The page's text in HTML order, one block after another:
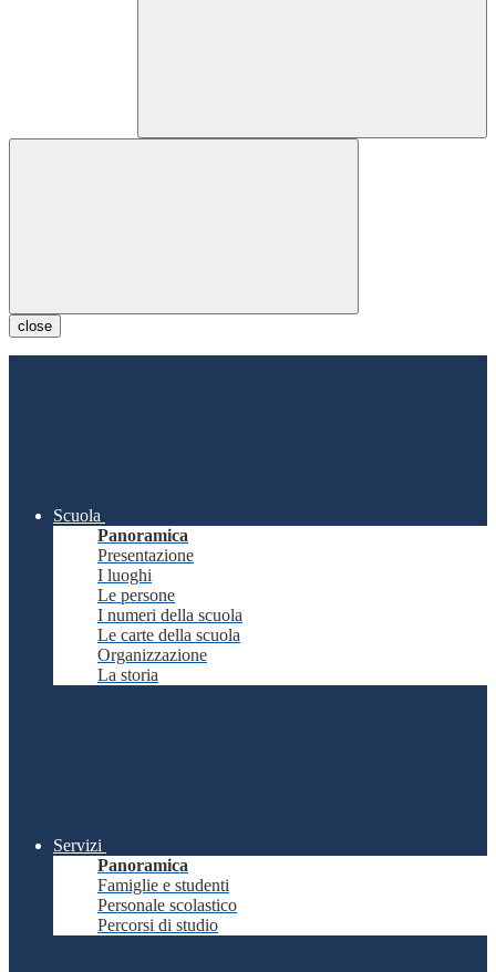
close
Scuola
Panoramica
Presentazione
I luoghi
Le persone
I numeri della scuola
Le carte della scuola
Organizzazione
La storia
Servizi
Panoramica
Famiglie e studenti
Personale scolastico
Percorsi di studio